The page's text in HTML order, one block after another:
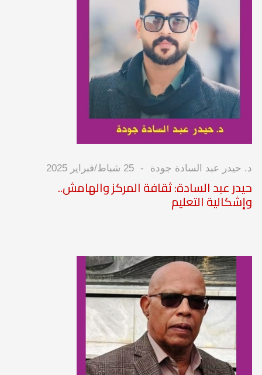
د. حيدر عبد السادة جودة 25 شباط/فبراير 2025
حيدر عبد السادة: ثقافة المركز والهامش..
وإشكالية التعليم